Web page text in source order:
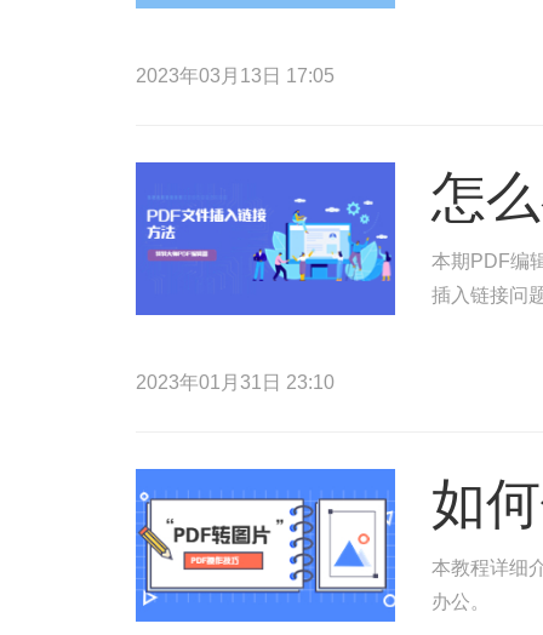
2023年03月13日 17:05
怎
本期PDF编
插入链接问
2023年01月31日 23:10
如
本教程详细
办公。